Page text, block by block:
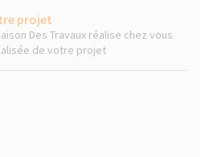
projet
Des Travaux réalise chez vous
de votre projet